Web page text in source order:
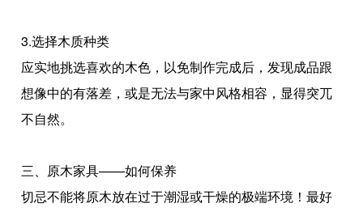
3.选择木质种类
应实地挑选喜欢的木色，以免制作完成后，发现成品跟
想像中的有落差，或是无法与家中风格相容，显得突兀
不自然。
三、原木家具——如何保养
切忌不能将原木放在过于潮湿或干燥的极端环境！最好